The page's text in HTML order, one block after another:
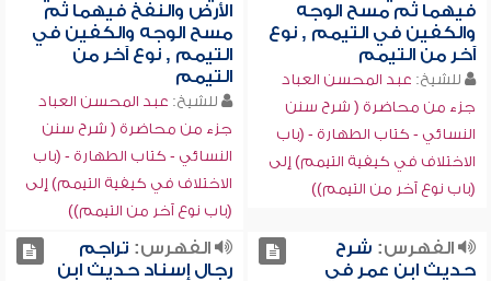
فيهما ثم مسح الوجه
والكفين في التيمم , نوع
آخر من التيمم
للشيخ: عبد المحسن العباد
جزء من محاضرة ( شرح سنن
النسائي - كتاب الطهارة - (باب
الاختلاف في كيفية التيمم) إلى
(باب نوع آخر من التيمم))
الأرض والنفخ فيهما ثم
مسح الوجه والكفين في
التيمم , نوع آخر من
التيمم
للشيخ: عبد المحسن العباد
جزء من محاضرة ( شرح سنن
النسائي - كتاب الطهارة - (باب
الاختلاف في كيفية التيمم) إلى
(باب نوع آخر من التيمم))
الفهرس: شرح
حديث ابن عمر في
الفهرس: تراجم
رجال إسناد حديث ابن